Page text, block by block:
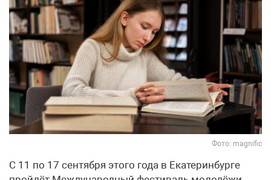
Фото: magnific
С 11 по 17 сентября этого года в Екатеринбурге